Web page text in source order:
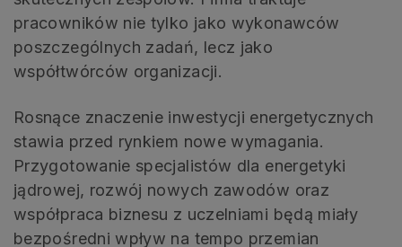
pracowników nie tylko jako wykonawców
poszczególnych zadań, lecz jako
współtwórców organizacji.
Rosnące znaczenie inwestycji energetycznych
stawia przed rynkiem nowe wymagania.
Przygotowanie specjalistów dla energetyki
jądrowej, rozwój nowych zawodów oraz
współpraca biznesu z uczelniami będą miały
bezpośredni wpływ na tempo przemian